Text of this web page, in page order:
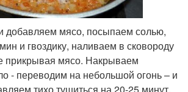
добавляем мясо, посыпаем солью,
и гвоздику, наливаем в сковороду
прикрывая мясо. Накрываем
- переводим на небольшой огонь – и